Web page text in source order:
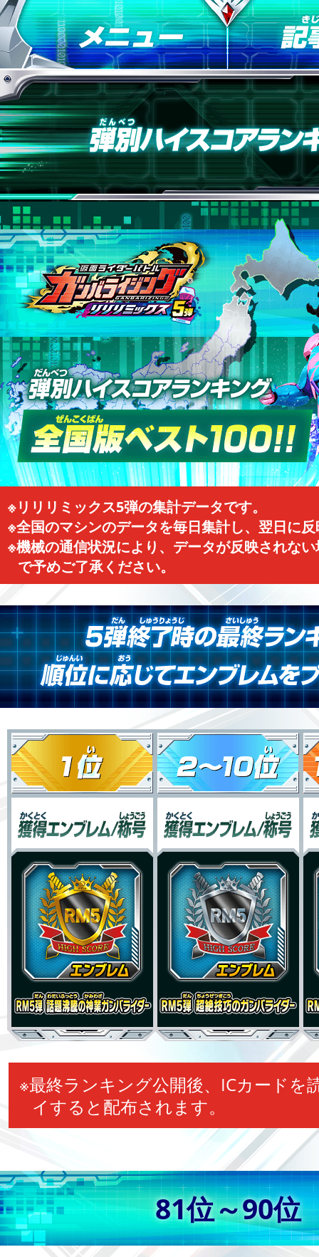
※リリリミックス5弾の集計データです。
※全国のマシンのデータを毎日集計し、翌日に
※機械の通信状況により、データが反映されな
で予めご了承ください。
※最終ランキング公開後、ICカードを
イすると配布されます。
81位～90位